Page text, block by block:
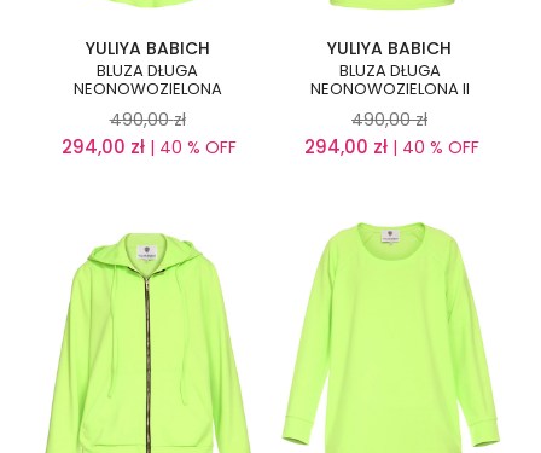
YULIYA BABICH
BLUZA DŁUGA
NEONOWOZIELONA
490,00 zł
294,00 zł | 40 % OFF
YULIYA BABICH
BLUZA DŁUGA
NEONOWOZIELONA II
490,00 zł
294,00 zł| 40 % OFF